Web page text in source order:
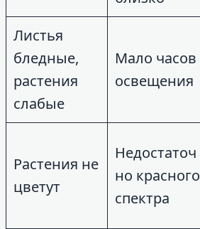
Листья
бледные,
растения
слабые
Мало часов
освещения
Растения не
цветут
Недостаточ
но красного
спектра